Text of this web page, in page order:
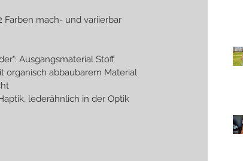
Farben mach- und variierbar
Ausgangsmaterial Stoff
veredelt mit organisch abbaubarem Material
leicht
fein in der Haptik, lederähnlich in der Optik